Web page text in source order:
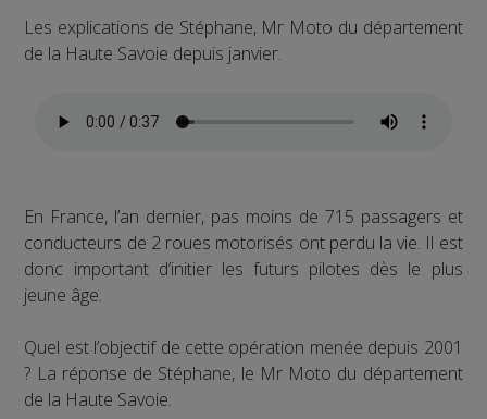
Les explications de Stéphane, Mr Moto du département
de la Haute Savoie depuis janvier.
En France, l’an dernier, pas moins de 715 passagers et
conducteurs de 2 roues motorisés ont perdu la vie. Il est
donc important d’initier les futurs pilotes dès le plus
jeune âge.
Quel est l’objectif de cette opération menée depuis 2001
? La réponse de Stéphane, le Mr Moto du département
de la Haute Savoie.